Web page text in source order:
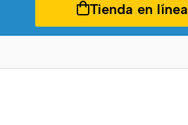
Tienda en línea